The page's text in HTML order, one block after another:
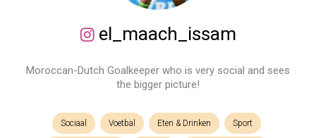
el_maach_issam
Moroccan-Dutch Goalkeeper who is very social and sees
the bigger picture!
Sociaal Voetbal Eten & Drinken Sport